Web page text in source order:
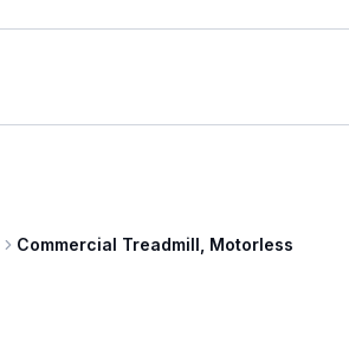
Commercial Treadmill, Motorless